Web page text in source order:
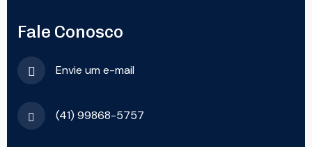
Fale Conosco
Envie um e-mail
(41) 99868-5757